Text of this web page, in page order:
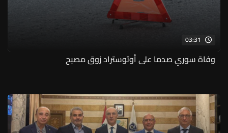
03:31
وفاة سوري صدما على أوتوستراد زوق مصبح